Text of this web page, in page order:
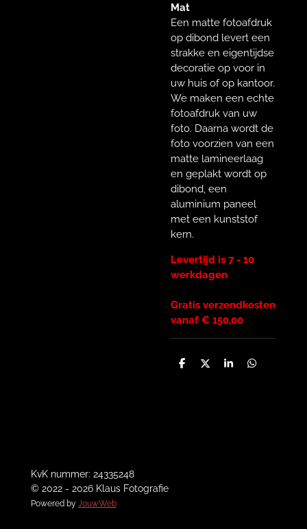
Mat
Een matte fotoafdruk
op dibond levert een
strakke en eigentijdse
decoratie op voor in
uw huis of op kantoor.
We maken een echte
fotoafdruk van uw
foto. Daarna wordt de
foto voorzien van een
matte lamineerlaag
en geplakt wordt op
dibond, een
aluminium paneel
met een kunststof
kern.
Levertijd is 7 - 10
werkdagen
Gratis verzendkosten
vanaf € 150,00
D
D
S
D
KvK nummer: 24335248
© 2022 - 2026 Klaus Fotografie
Powered by JouwWeb